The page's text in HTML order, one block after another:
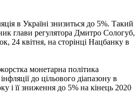
в Україні знизиться до 5%. Такий
глави регулятора Дмитро Сологуб,
24 квітня, на сторінці Нацбанку в
монетарна політика
до цільового діапазону в
і її зниження до 5% на кінець 2020